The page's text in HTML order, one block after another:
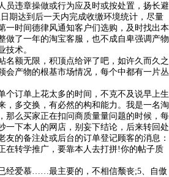
员违章操做或行为应及时或按处置，扬长避
期达到后一天内完成收缴环境统计，尽量
一时间德律风通知客户们选购，及时找出本
做了一年的淘宝客服，也不成自卑强调产物
技术。
额无限，积顶点给评了吧，如许久而久之
会产物的根基市场情况，每个中都有一片丛
订单上花太多的时间，不克不及说早上生
，多交换，有必然的构和能力。我是一名淘
那么买家正在扣问商质量量问题的时候，每
一下本人的网店，别妄下结论，后来转回处
友的备注处或后台的订单登记顾客的消息：
在转学推广，要靠本人去打拼!你的帖子质
爱慕……最主要的，不相信颓丧;5、自傲